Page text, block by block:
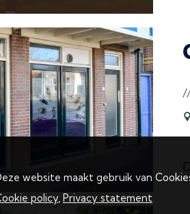
website maakt gebruik van
policy,Privacy statement